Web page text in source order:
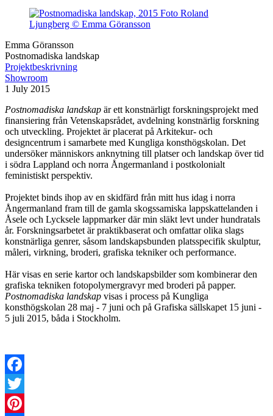
Emma Göransson
Postnomadiska landskap
Projektbeskrivning
Showroom
1 July 2015
Postnomadiska landskap är ett konstnärligt forskningsprojekt med
finansiering från Vetenskapsrådet, avdelning konstnärlig forskning
och utveckling. Projektet är placerat på Arkitekur- och
designcentrum i samarbete med Kungliga konsthögskolan. Det
undersöker människors anknytning till platser och landskap över tid
i södra Lappland och norra Ångermanland i postkolonialt
feministiskt perspektiv.
Projektet binds ihop av en skidfärd från mitt hus idag i norra
Ångermanland fram till de gamla skogssamiska lappskattelanden i
Åsele och Lycksele lappmarker där min släkt levt under hundratals
år. Forskningsarbetet är praktikbaserat och omfattar olika slags
konstnärliga genrer, såsom landskapsbunden platsspecifik skulptur,
måleri, virkning, broderi, grafiska tekniker och performance.
Här visas en serie kartor och landskapsbilder som kombinerar den
grafiska tekniken fotopolymergravyr med broderi på papper.
Postnomadiska landskap visas i process på Kungliga
konsthögskolan 28 maj - 7 juni och på Grafiska sällskapet 15 juni -
5 juli 2015, båda i Stockholm.
Facebook
Twitter